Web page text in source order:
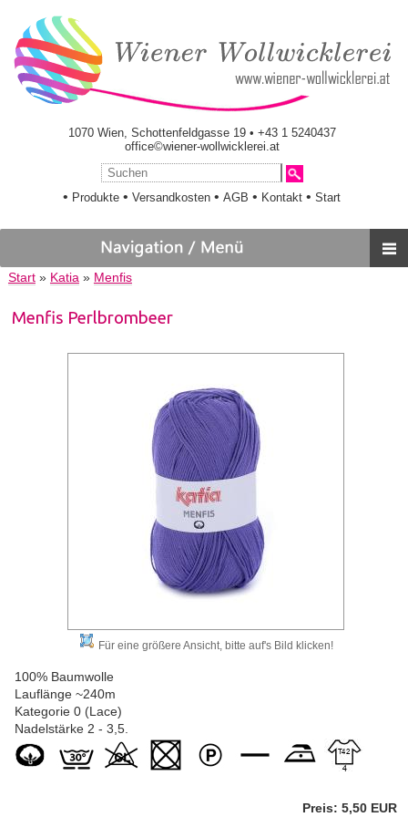
1070 Wien, Schottenfeldgasse 19 • +43 1 5240437
office©wiener-wollwicklerei.at
• Produkte •Versandkosten •AGB • Kontakt •Start
Start» Katia» Menfis
Menfis Perlbrombeer
Für eine größere Ansicht, bitte auf's Bild klicken!
100% Baumwolle
Lauflänge ~240m
Kategorie 0 (Lace)
Nadelstärke 2 - 3,5.
Preis: 5,50 EUR